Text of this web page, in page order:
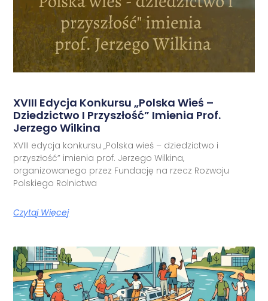
XVIII Edycja Konkursu „Polska Wieś –
Dziedzictwo I Przyszłość” Imienia Prof.
Jerzego Wilkina
XVIII edycja konkursu „Polska wieś – dziedzictwo i
przyszłość” imienia prof. Jerzego Wilkina,
organizowanego przez Fundację na rzecz Rozwoju
Polskiego Rolnictwa
Czytaj Więcej